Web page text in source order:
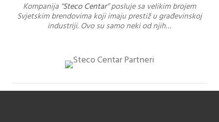
Kompanija “Steco Centar” posluje sa velikim brojem
Svjetskim brendovima koji imaju prestiž u građevinskoj
industriji. Ovo su samo neki od njih…